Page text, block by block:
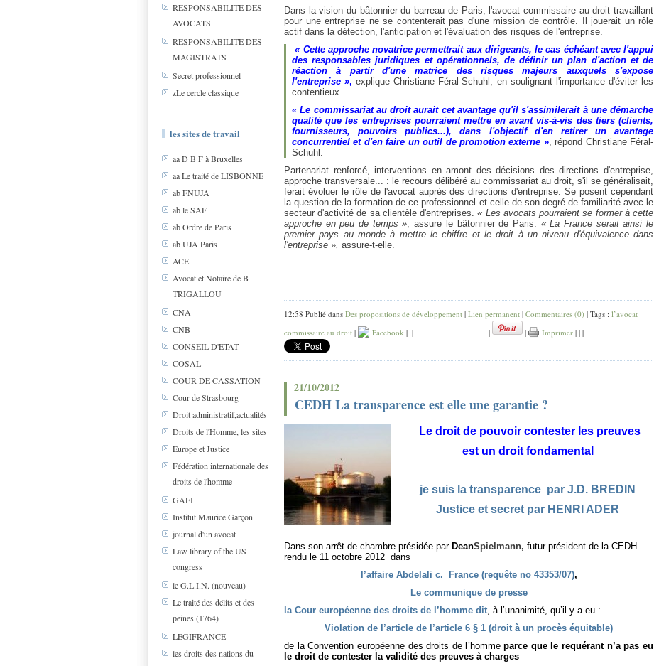
RESPONSABILITE DES
AVOCATS
RESPONSABILITE DES
MAGISTRATS
Secret professionnel
zLe cercle classique
les sites de travail
aa D B F à Bruxelles
aa Le traité de LISBONNE
ab FNUJA
ab le SAF
ab Ordre de Paris
ab UJA Paris
ACE
Avocat et Notaire de B
TRIGALLOU
CNA
CNB
CONSEIL D'ETAT
COSAL
COUR DE CASSATION
Cour de Strasbourg
Droit administratif,actualités
Droits de l'Homme, les sites
Europe et Justice
Fédération internationale des
droits de l'homme
GAFI
Institut Maurice Garçon
journal d'un avocat
Law library of the US
congress
le G.L.I.N. (nouveau)
Le traité des délits et des
peines (1764)
LEGIFRANCE
les droits des nations du
Dans la vision du bâtonnier du barreau de Paris, l'avocat commissaire au droit travaillant
pour une entreprise ne se contenterait pas d'une mission de contrôle. Il jouerait un rôle
actif dans la détection, l'anticipation et l'évaluation des risques de l'entreprise.
« Cette approche novatrice permettrait aux dirigeants, le cas échéant avec l'appui
des responsables juridiques et opérationnels, de définir un plan d'action et de
réaction à partir d'une matrice des risques majeurs auxquels s'expose
l'entreprise », explique Christiane Féral-Schuhl, en soulignant l'importance d'éviter les
contentieux.
« Le commissariat au droit aurait cet avantage qu'il s'assimilerait à une démarche
qualité que les entreprises pourraient mettre en avant vis-à-vis des tiers (clients,
fournisseurs, pouvoirs publics...), dans l'objectif d'en retirer un avantage
concurrentiel et d'en faire un outil de promotion externe », répond Christiane Féral-
Schuhl.
Partenariat renforcé, interventions en amont des décisions des directions d'entreprise,
approche transversale... : le recours délibéré au commissariat au droit, s'il se généralisait,
ferait évoluer le rôle de l'avocat auprès des directions d'entreprise. Se posent cependant
la question de la formation de ce professionnel et celle de son degré de familiarité avec le
secteur d'activité de sa clientèle d'entreprises.« Les avocats pourraient se former à cette
approche en peu de temps » , assure le bâtonnier de Paris. « La France serait ainsi le
premier pays au monde à mettre le chiffre et le droit à un niveau d'équivalence dans
l'entreprise », assure-t-elle.
12:58 Publié dans Des propositions de développement | Lien permanent | Commentaires (0) | Tags : l’avocat
commissaire au droit | Facebook | | | | Imprimer | | |
21/10/2012
CEDH La transparence est elle une garantie ?
Le droit de pouvoir contester les preuves
est un droit fondamental
je suis la transparence par J.D. BREDIN
Justice et secret par HENRI ADER
Dans son arrêt de chambre présidée par DeanSpielmann, futur président de la CEDH
rendu le 11 octobre 2012 dans
l’affaire Abdelali c. France (requête no 43353/07),
Le communique de presse
la Cour européenne des droits de l’homme dit , à l’unanimité, qu’il y a eu :
Violation de l’article de l’article 6 § 1 (droit à un procès équitable)
de la Convention européenne des droits de l’hommeparce que le requérant n’a pas eu
le droit de contester la validité des preuves à charges